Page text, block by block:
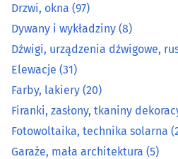
Fotowoltaika, technika solarna
Garaże, mała architektura
Geodezja i kartografia
Geologia i geofizyka(4)
Drzwi, okna (97)
Dywany i wykładziny (8)
Dźwigi, urządzenia dźwigowe,
Elewacje (31)
Farby, lakiery (20)
Firanki, zasłony, tkaniny
Fotowoltaika, technika solarna
Garaże, mała architektura (5)